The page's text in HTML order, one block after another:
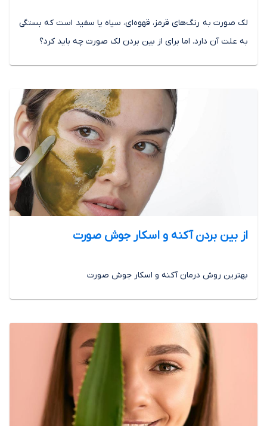
لک صورت به رنگ‌های قرمز، قهوه‌ای، سیاه یا سفید است که بستگی
به علت آن دارد. اما برای از بین بردن لک صورت چه باید کرد؟
از بین بردن آکنه و اسکار جوش صورت
بهترین روش درمان آکنه و اسکار جوش صورت